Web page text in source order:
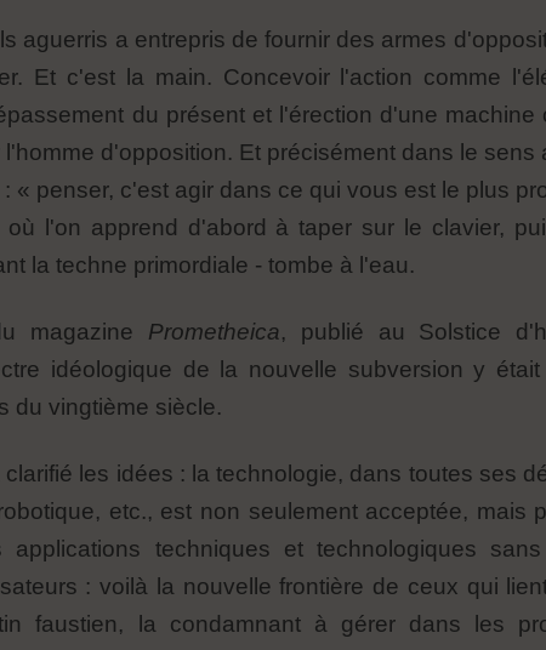
aguerris a entrepris de fournir des armes
Et c'est la main. Concevoir l'action comme
du présent et l'érection d'une
d'opposition. Et précisément dans le
« penser, c'est agir dans ce qui vous est le plus
l'on apprend d'abord à taper sur le clavier,
la techne primordiale - tombe à l'eau.
magazine Prometheica, publié au Solstice
idéologique de la nouvelle subversion y
du vingtième siècle.
les idées : la technologie, dans toutes ses
etc., est non seulement acceptée,
techniques et technologiques
: voilà la nouvelle frontière de ceux qui
faustien, la condamnant à gérer dans les